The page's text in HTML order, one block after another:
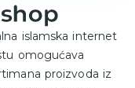
islamska internet
omogućava
proizvoda iz